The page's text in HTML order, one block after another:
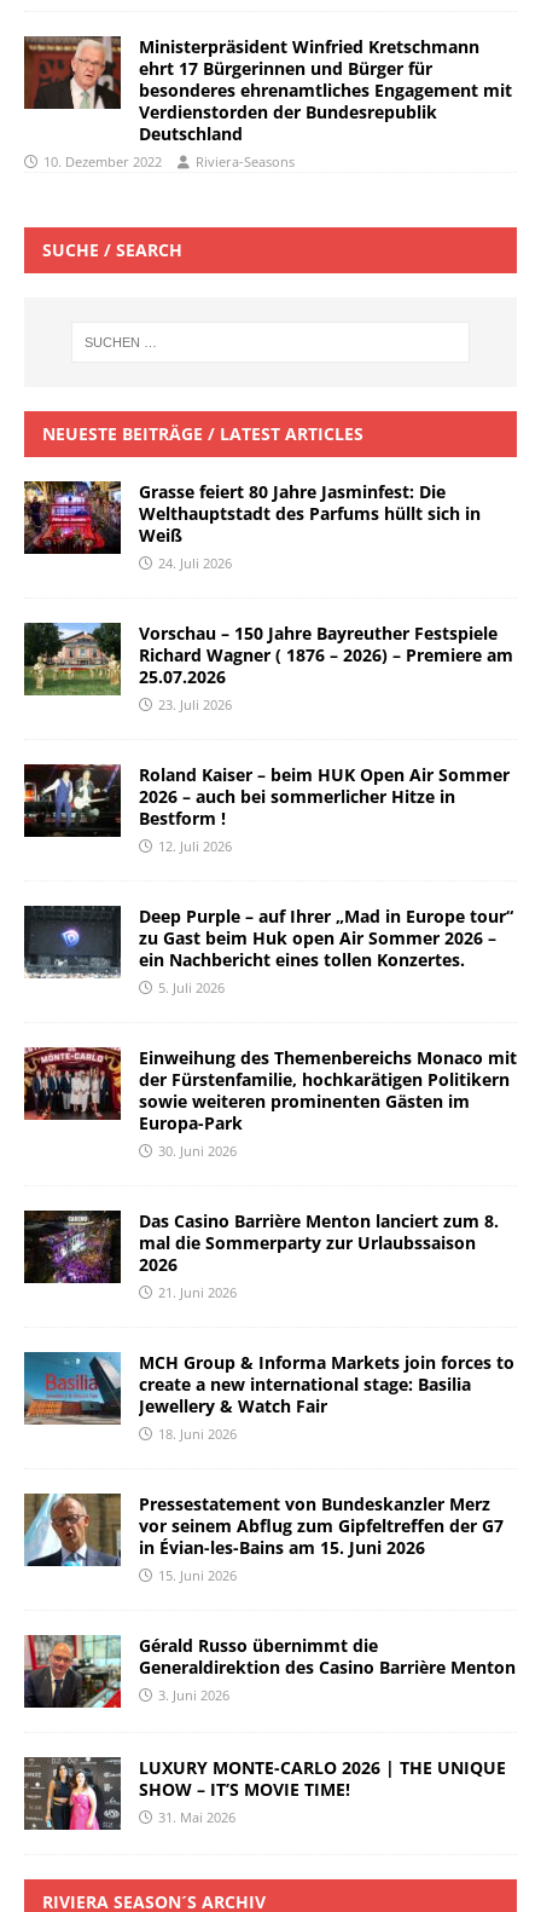
Ministerpräsident Winfried Kretschmann
ehrt 17 Bürgerinnen und Bürger für
besonderes ehrenamtliches Engagement mit
Verdienstorden der Bundesrepublik
Deutschland
10. Dezember 2022 Riviera-Seasons
SUCHE / SEARCH
NEUESTE BEITRÄGE / LATEST ARTICLES
Grasse feiert 80 Jahre Jasminfest: Die
Welthauptstadt des Parfums hüllt sich in
Weiß
24. Juli 2026
Vorschau – 150 Jahre Bayreuther Festspiele
Richard Wagner ( 1876 – 2026) – Premiere am
25.07.2026
23. Juli 2026
Roland Kaiser – beim HUK Open Air Sommer
2026 – auch bei sommerlicher Hitze in
Bestform !
12. Juli 2026
Deep Purple – auf Ihrer „Mad in Europe tour“
zu Gast beim Huk open Air Sommer 2026 –
ein Nachbericht eines tollen Konzertes.
5. Juli 2026
Einweihung des Themenbereichs Monaco mit
der Fürstenfamilie, hochkarätigen Politikern
sowie weiteren prominenten Gästen im
Europa-Park
30. Juni 2026
Das Casino Barrière Menton lanciert zum 8.
mal die Sommerparty zur Urlaubssaison
2026
21. Juni 2026
MCH Group & Informa Markets join forces to
create a new international stage: Basilia
Jewellery & Watch Fair
18. Juni 2026
Pressestatement von Bundeskanzler Merz
vor seinem Abflug zum Gipfeltreffen der G7
in Évian-les-Bains am 15. Juni 2026
15. Juni 2026
Gérald Russo übernimmt die
Generaldirektion des Casino Barrière Menton
3. Juni 2026
LUXURY MONTE-CARLO 2026 | THE UNIQUE
SHOW – IT’S MOVIE TIME!
31. Mai 2026
RIVIERA SEASON´S ARCHIV